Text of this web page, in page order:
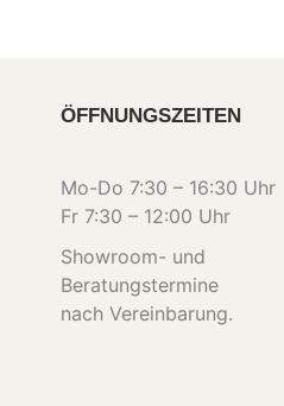
ÖFFNUNGSZEITEN
Mo-Do 7:30 – 16:30 Uhr
Fr 7:30 – 12:00 Uhr
Showroom- und
Beratungstermine
nach Vereinbarung.